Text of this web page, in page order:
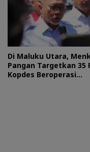
Di Maluku Utara,
Pangan Targetkan 35
Kopdes Beroperasi